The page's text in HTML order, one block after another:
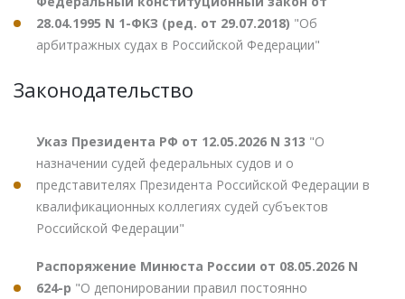
28.04.1995 N 1-ФКЗ (ред. от 29.07.2018) "Об
арбитражных судах в Российской Федерации"
Законодательство
Указ Президента РФ от 12.05.2026 N 313 "О
назначении судей федеральных судов и о
представителях Президента Российской Федерации в
квалификационных коллегиях судей субъектов
Российской Федерации"
Распоряжение Минюста России от 08.05.2026 N
624-р "О депонировании правил постоянно